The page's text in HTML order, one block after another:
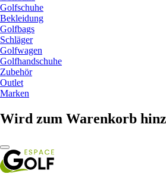
Golfschuhe
Bekleidung
Golfbags
Schläger
Golfwagen
Golfhandschuhe
Zubehör
Outlet
Marken
Wird zum Warenkorb